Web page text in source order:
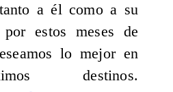
a él como a su
estos meses de
lo mejor en
destinos.